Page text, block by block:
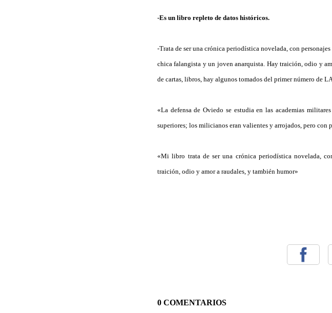
-Es un libro repleto de datos históricos.
-Trata de ser una crónica periodística novelada, con
chica falangista y un joven anarquista. Hay traición, odio y
de cartas, libros, hay algunos tomados del primer número de
«La defensa de Oviedo se estudia en las academias
superiores; los milicianos eran valientes y arrojados, pero con
«Mi libro trata de ser una crónica periodística novelada,
traición, odio y amor a raudales, y también humor»
0 COMENTARIOS